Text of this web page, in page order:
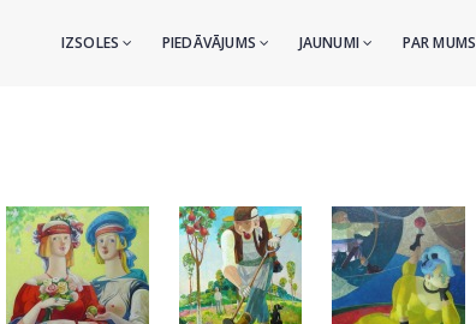
IZSOLES PIEDĀVĀJUMS JAUNUMI PAR MUMS